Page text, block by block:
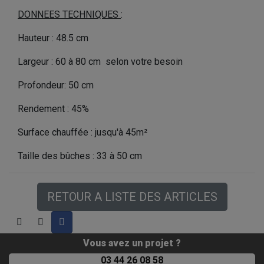
DONNEES TECHNIQUES :
Hauteur : 48.5 cm
Largeur : 60 à 80 cm selon votre besoin
Profondeur: 50 cm
Rendement : 45%
Surface chauffée : jusqu'à 45m²
Taille des bûches : 33 à 50 cm
RETOUR A LISTE DES ARTICLES
Vous avez un projet ?
03 44 26 08 58